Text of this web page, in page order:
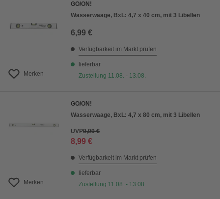
Merken
GO/ON!
Wasserwaage, BxL: 4,7 x 40 cm, mit 3 Libellen
6,99 €
Verfügbarkeit im Markt prüfen
lieferbar
Zustellung 11.08. - 13.08.
Merken
GO/ON!
Wasserwaage, BxL: 4,7 x 80 cm, mit 3 Libellen
UVP9,99 €
8,99 €
Verfügbarkeit im Markt prüfen
lieferbar
Zustellung 11.08. - 13.08.